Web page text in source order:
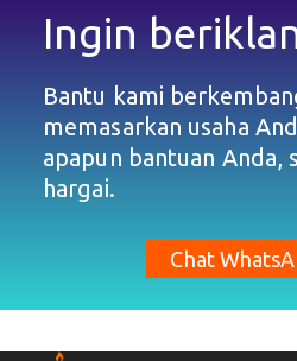
Ingin
Bantu kami
memasarkan usaha
apapun bantuan Anda,
hargai.
Chat